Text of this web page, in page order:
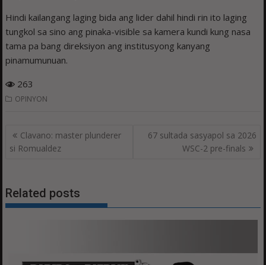
Hindi kailangang laging bida ang lider dahil hindi rin ito laging
tungkol sa sino ang pinaka-visible sa kamera kundi kung nasa
tama pa bang direksiyon ang institusyong kanyang
pinamumunuan.
263
OPINYON
Post
navigation
Clavano: master plunderer
si Romualdez
67 sultada sasyapol sa 2026
WSC-2 pre-finals
Related posts